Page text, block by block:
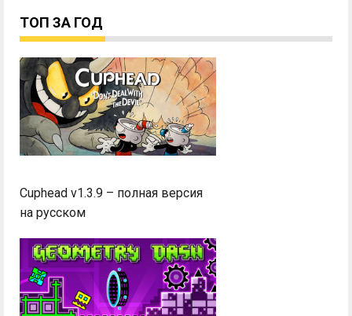
ТОП ЗА ГОД
Cuphead v1.3.9 – полная версия
на русском